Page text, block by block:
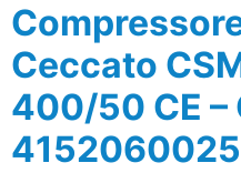
Ceccato
400/50 CE –
4152060025